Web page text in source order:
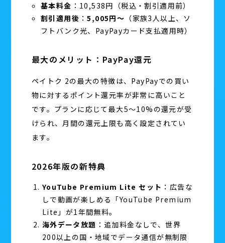
基本料金 ：10,538円（税込・割引適用前）
割引適用後 ：5,005円〜 （家族3人以上、ソ
フトバンク光、PayPayカード支払適用時）
最大のメリット：PayPay還元
ペイトク 2の最大の特徴は、PayPayでの買い
物に対するポイント還元率が非常に高いこと
です。プランに応じて最大5〜10%の還元が受
けられ、月間の還元上限も高く設定されてい
ます。
2026年版の新特典
YouTube Premium Lite セット ：広告な
しで動画が楽しめる「YouTube Premium
Lite」が1年間無料。
海外データ放題 ：追加料金なしで、世界
200以上の国・地域でデータ通信が無制限